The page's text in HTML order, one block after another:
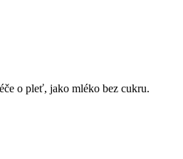
o pleť, jako mléko bez cukru.